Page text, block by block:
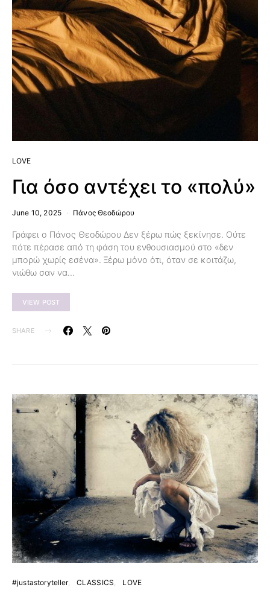
LOVE
Για όσο αντέχει το «πολύ»
June 10, 2025 Πάνος Θεοδώρου
Γράφει ο Πάνος Θεοδώρου Δεν ξέρω πώς ξεκίνησε. Ούτε
πότε πέρασε από τη φάση του ενθουσιασμού στο «δεν
μπορώ χωρίς εσένα». Ξέρω μόνο ότι, όταν σε κοιτάζω,
νιώθω σαν να…
VIEW POST
SHARE
#justastoryteller CLASSICS LOVE